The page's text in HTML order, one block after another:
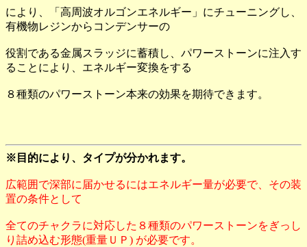
により、「高周波オルゴンエネルギー」にチューニングし、
有機物レジンからコンデンサーの
役割である金属スラッジに蓄積し、パワーストーンに注入す
ることにより、エネルギー変換をする
８種類のパワーストーン本来の効果を期待できます。
※目的により、タイプが分かれます。
広範囲で深部に届かせるにはエネルギー量が必要で、その装
置の条件として
全てのチャクラに対応した８種類のパワーストーンをぎっし
り詰め込む形態(重量ＵＰ) が必要です。